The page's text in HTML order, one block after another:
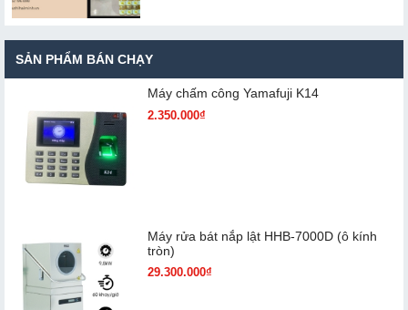
SẢN PHẨM BÁN CHẠY
Máy chấm cô​ng Yamafuji K14
2.350.000₫
Máy rửa bát nắp lật HHB-7000D (ô kính
tròn)
29.300.000₫